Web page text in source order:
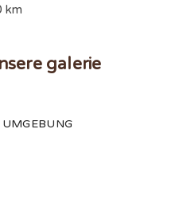
km
galerie
UMGEBUNG